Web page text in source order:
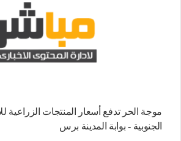
موجة الحر تدفع أسعار المنتجات الزراعية
الجنوبية - بوابة المدينة برس